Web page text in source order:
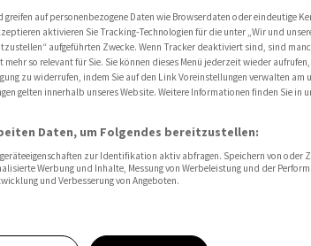
auf personenbezogene Daten wie Browserdaten oder eindeutige
aktivieren Sie Tracking-Technologien für die unter „Wir und
aufgeführten Zwecke. Wenn Tracker deaktiviert sind, sind
so relevant für Sie. Sie können dieses Menü jederzeit wieder
zu widerrufen, indem Sie auf den Link Voreinstellungen verwalten am
gelten innerhalb unseres Website. Weitere Informationen finden Sie in
Daten, um Folgendes bereitzustellen:
zur Identifikation aktiv abfragen. Speichern von oder
Werbung und Inhalte, Messung von Werbeleistung und der
und Verbesserung von Angeboten.